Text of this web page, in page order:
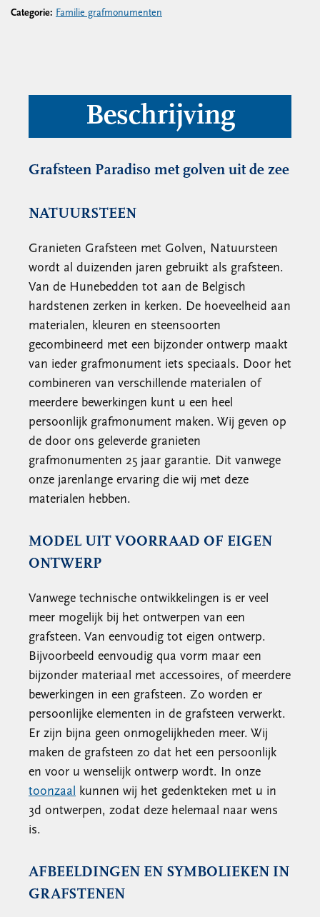
Categorie: Familie grafmonumenten
Beschrijving
Grafsteen Paradiso met golven uit de zee
NATUURSTEEN
Granieten Grafsteen met Golven, Natuursteen
wordt al duizenden jaren gebruikt als grafsteen.
Van de Hunebedden tot aan de Belgisch
hardstenen zerken in kerken. De hoeveelheid aan
materialen, kleuren en steensoorten
gecombineerd met een bijzonder ontwerp maakt
van ieder grafmonument iets speciaals. Door het
combineren van verschillende materialen of
meerdere bewerkingen kunt u een heel
persoonlijk grafmonument maken. Wij geven op
de door ons geleverde granieten
grafmonumenten 25 jaar garantie. Dit vanwege
onze jarenlange ervaring die wij met deze
materialen hebben.
MODEL UIT VOORRAAD OF EIGEN
ONTWERP
Vanwege technische ontwikkelingen is er veel
meer mogelijk bij het ontwerpen van een
grafsteen. Van eenvoudig tot eigen ontwerp.
Bijvoorbeeld eenvoudig qua vorm maar een
bijzonder materiaal met accessoires, of meerdere
bewerkingen in een grafsteen. Zo worden er
persoonlijke elementen in de grafsteen verwerkt.
Er zijn bijna geen onmogelijkheden meer. Wij
maken de grafsteen zo dat het een persoonlijk
en voor u wenselijk ontwerp wordt. In onze
toonzaal kunnen wij het gedenkteken met u in
3d ontwerpen, zodat deze helemaal naar wens
is.
AFBEELDINGEN EN SYMBOLIEKEN IN
GRAFSTENEN